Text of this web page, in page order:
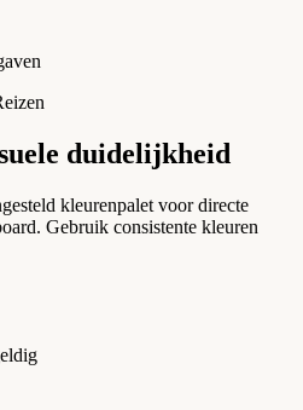
duidelijkheid
kleurenpalet voor directe
Gebruik consistente kleuren